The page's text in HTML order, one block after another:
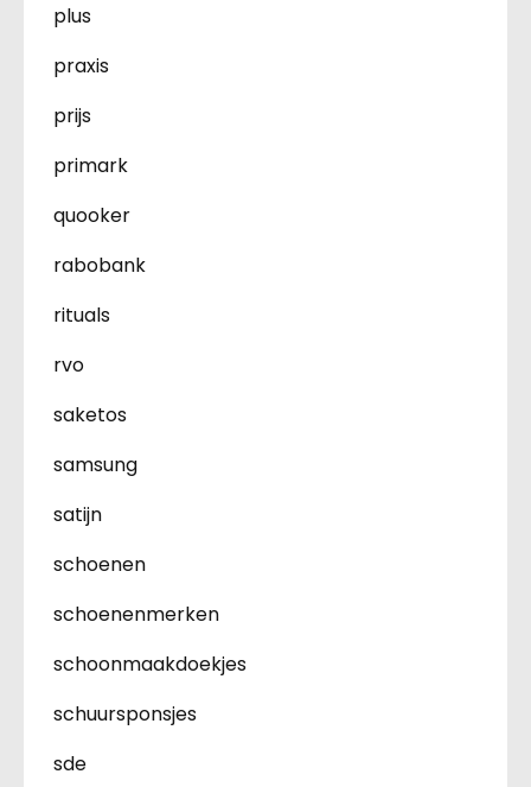
plus
praxis
prijs
primark
quooker
rabobank
rituals
rvo
saketos
samsung
satijn
schoenen
schoenenmerken
schoonmaakdoekjes
schuursponsjes
sde